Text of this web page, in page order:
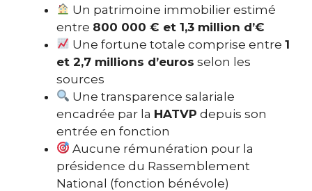
Un patrimoine immobilier estimé
entre 800 000 € et 1,3 million d’€
Une fortune totale comprise entre1
et 2,7 millions d’euros selon les
sources
Une transparence salariale
encadrée par la HATVP depuis son
entrée en fonction
Aucune rémunération pour la
présidence du Rassemblement
National (fonction bénévole)